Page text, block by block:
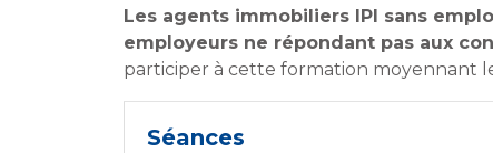
Les agents immobiliers IPI sans
employeurs ne répondant pas aux
participer à cette formation moyennant
Séances